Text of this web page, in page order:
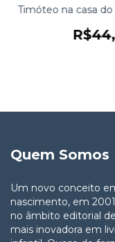
Timóteo na casa
Quem Somos
Um novo conceito
nascimento, em
no âmbito editorial
mais inovadora em